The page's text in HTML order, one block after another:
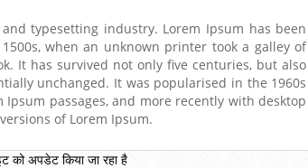
typesetting industry. Lorem Ipsum has been
when an unknown printer took a galley of
It has survived not only five centuries, but also
unchanged. It was popularised in the 1960s
passages, and more recently with desktop
of Lorem Ipsum.
को अपडेट किया जा रहा है